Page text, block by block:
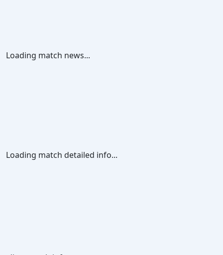
Loading match news...
Loading match detailed info...